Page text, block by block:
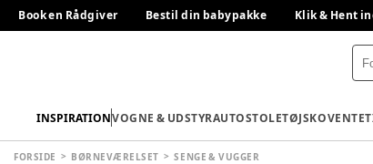
Book en Rådgiver Bestil din babypakke Klik & Hent
INSPIRATIONVOGNE & UDSTYRAUTOSTOLETØJSKO
FORSIDE BØRNEVÆRELSET SENGE & VUGGER